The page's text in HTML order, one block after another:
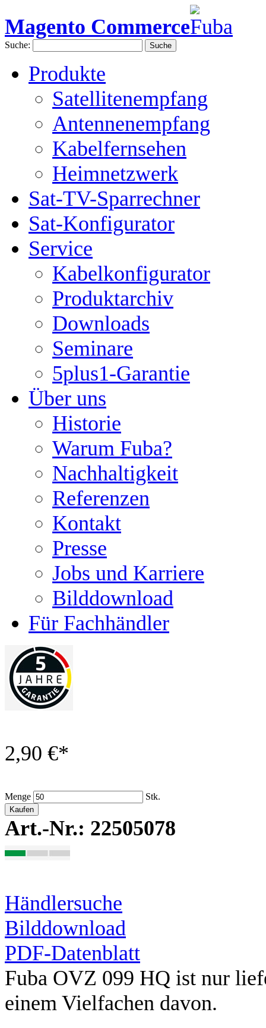
Magento Commerce
Suche: Suche
Produkte
Satellitenempfang
Antennenempfang
Kabelfernsehen
Heimnetzwerk
Sat-TV-Sparrechner
Sat-Konfigurator
Service
Kabelkonfigurator
Produktarchiv
Downloads
Seminare
5plus1-Garantie
Über uns
Historie
Warum Fuba?
Nachhaltigkeit
Referenzen
Kontakt
Presse
Jobs und Karriere
Bilddownload
Für Fachhändler
2,90 €*
Menge Stk.
Kaufen
Art.-Nr.: 22505078
Händlersuche
Bilddownload
PDF-Datenblatt
Fuba OVZ 099 HQ ist nur
einem Vielfachen davon.